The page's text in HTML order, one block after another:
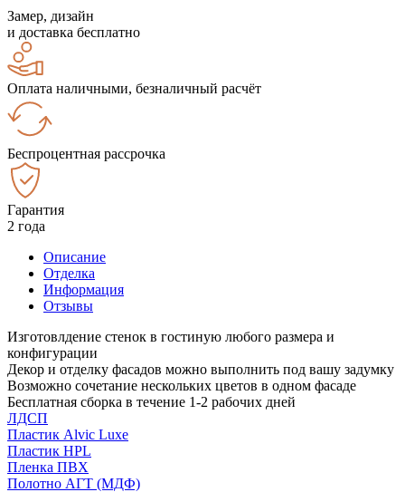
Замер, дизайн
и доставка бесплатно
Оплата наличными, безналичный расчёт
Беспроцентная рассрочка
Гарантия
2 года
Описание
Отделка
Информация
Отзывы
Изготовлдение стенок в гостиную любого размера и
конфигурации
Декор и отделку фасадов можно выполнить под вашу задумку
Возможно сочетание нескольких цветов в одном фасаде
Бесплатная сборка в течение 1-2 рабочих дней
ЛДСП
Пластик Alvic Luxe
Пластик HPL
Пленка ПВХ
Полотно АГТ (МДФ)